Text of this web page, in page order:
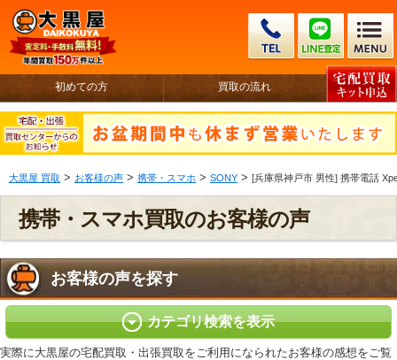
初めての方 買取の流れ
大黒屋 買取 > お客様の声 > 携帯・スマホ > SONY > [兵庫県神戸市 男性] 携帯電話
携帯・スマホ買取のお客様の声
お客様の声を探す
カテゴリ検索を表示
実際に大黒屋の宅配買取・出張買取をご利用になられたお客様の感想をご覧